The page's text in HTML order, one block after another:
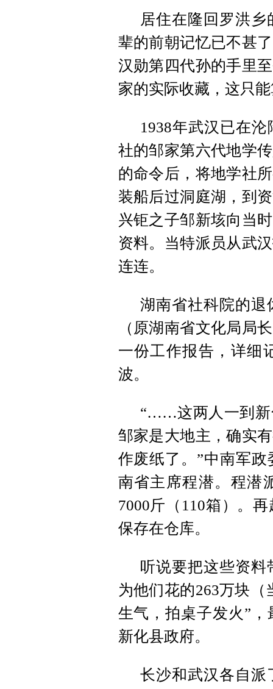
居住在隆回罗洪
辈的前朝记忆已不甚
汉勋第四代孙的手里
家的实际收藏，这只
1938年武汉已在
社的邹家第六代地学
的命令后，将地学社
装船后过洞庭湖，到
兴钜之子邹新垓向当
资料。当特派员从武
连连。
湖南省社科院的退
（原湖南省文化局局
一份工作报告，详细
波。
“……这两人一到新
邹家是大地主，确实
作废纸了。”中南军
南省主席程潜。程潜
7000斤（110箱）。
保存在仓库。
听说要把这些资
为他们花的263万块
生气，拍桌子发火”
新化县政府。
长沙和武汉各自派